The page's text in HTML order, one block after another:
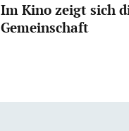
Im Kino zeigt sich
Gemeinschaft